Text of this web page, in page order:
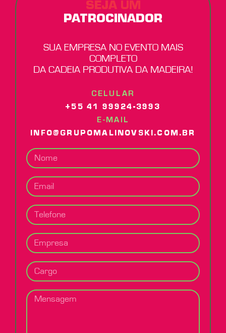
SEJA UM
PATROCINADOR
SUA EMPRESA NO EVENTO MAIS
COMPLETO
DA CADEIA PRODUTIVA DA MADEIRA!
CELULAR
+55 41 99924-3993
E-MAIL
INFO@GRUPOMALINOVSKI.COM.BR